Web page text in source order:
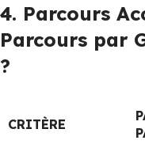
4. Parcours
Parcours par
?
CRITÈRE